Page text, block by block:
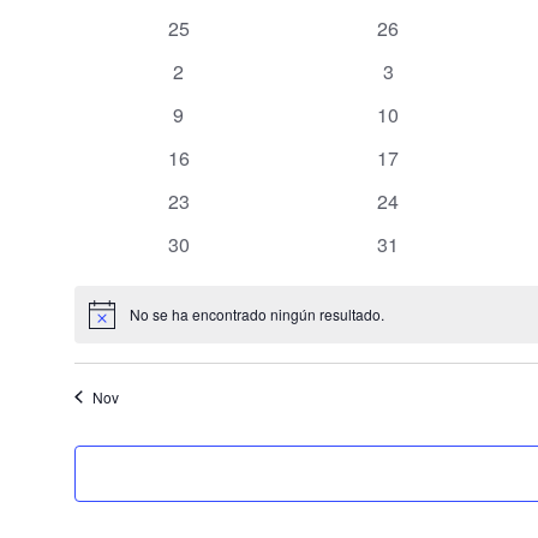
Eventos
0 eventos
25 0 eventos
26
0 eventos
2 0 eventos
3
0 eventos
9 0 eventos
10
0 eventos
16 0 eventos
17
0 eventos
23 0 eventos
24
0 eventos
30 0 eventos
31
Aviso No se ha encontrado ningún resultado.
Nov